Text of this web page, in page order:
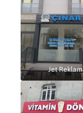
Jet Reklam